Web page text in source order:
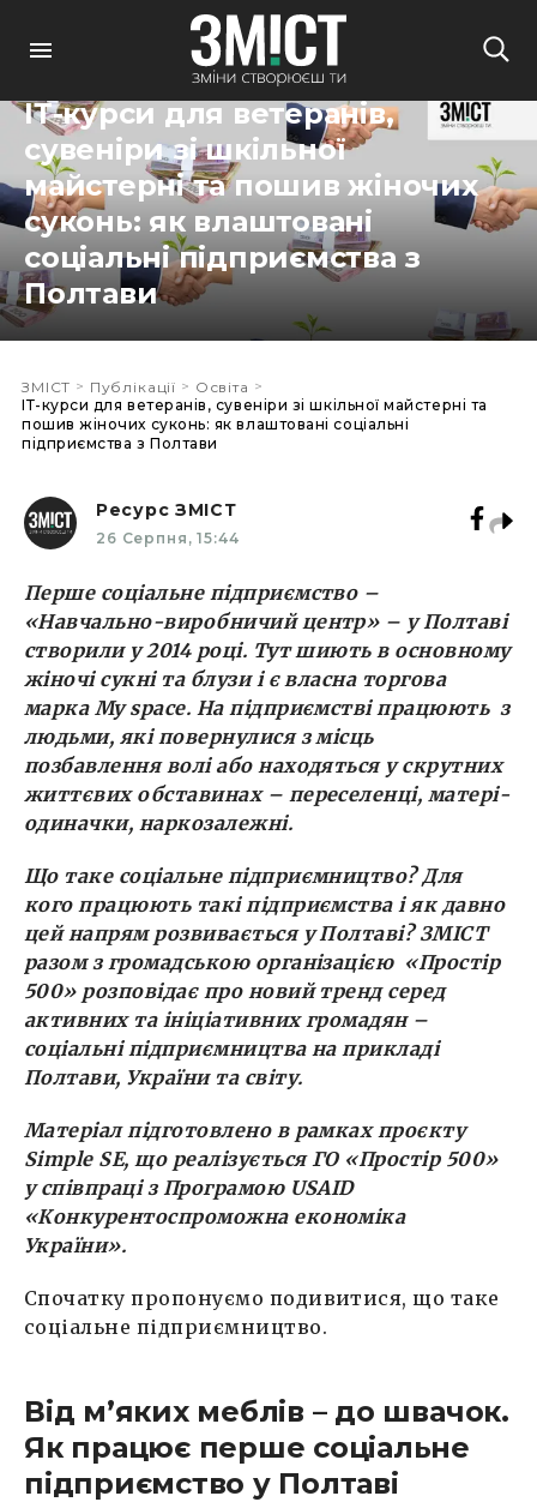
ІТ-курси для ветеранів,
сувеніри зі шкільної
майстерні та пошив жіночих
суконь: як влаштовані
соціальні підприємства з
Полтави
ЗМІСТ > Публікації > Освіта >
ІТ-курси для ветеранів, сувеніри зі шкільної майстерні та
пошив жіночих суконь: як влаштовані соціальні
підприємства з Полтави
Ресурс ЗМІСТ
26 Серпня, 15:44
Перше соціальне підприємство –
«Навчально-виробничий центр» – у Полтаві
створили у 2014 році. Тут шиють в основному
жіночі сукні та блузи і є власна торгова
марка My space. На підприємстві працюють з
людьми, які повернулися з місць
позбавлення волі або находяться у скрутних
життєвих обставинах – переселенці, матері-
одиначки, наркозалежні.
Що таке соціальне підприємництво? Для
кого працюють такі підприємства і як давно
цей напрям розвивається у Полтаві? ЗМІСТ
разом з громадською організацією «Простір
500» розповідає про новий тренд серед
активних та ініціативних громадян –
соціальні підприємництва на прикладі
Полтави, України та світу.
Матеріал підготовлено в рамках проєкту
Simple SE, що реалізується ГО «Простір 500»
у співпраці з Програмою USAID
«Конкурентоспроможна економіка
України».
Спочатку пропонуємо подивитися, що таке
соціальне підприємництво.
Від м’яких меблів – до швачок.
Як працює перше соціальне
підприємство у Полтаві